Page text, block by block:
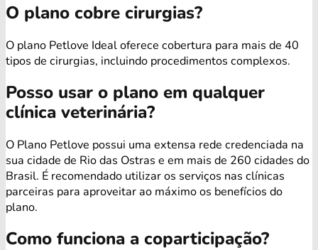
O plano cobre cirurgias?
O plano Petlove Ideal oferece cobertura para mais de 40
tipos de cirurgias, incluindo procedimentos complexos.
Posso usar o plano em qualquer
clínica veterinária?
O Plano Petlove possui uma extensa rede credenciada na
sua cidade de Rio das Ostras e em mais de 260 cidades do
Brasil. É recomendado utilizar os serviços nas clínicas
parceiras para aproveitar ao máximo os benefícios do
plano.
Como funciona a coparticipação?